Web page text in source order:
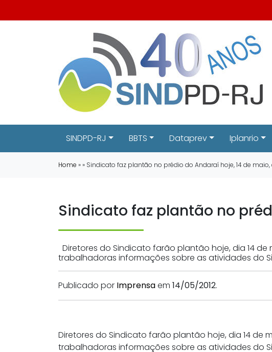
SINDPD-RJ BBTS Dataprev Iplanrio
Home » » Sindicato faz plantão no prédio do Andaraí hoje, 14 de maio,
Sindicato faz plantão no
Diretores do Sindicato farão plantão hoje, dia 14
trabalhadoras informações sobre as atividades do
Publicado por Imprensaem 14/05/2012.
Diretores do Sindicato farão plantão hoje, dia 14 de
trabalhadoras informações sobre as atividades do